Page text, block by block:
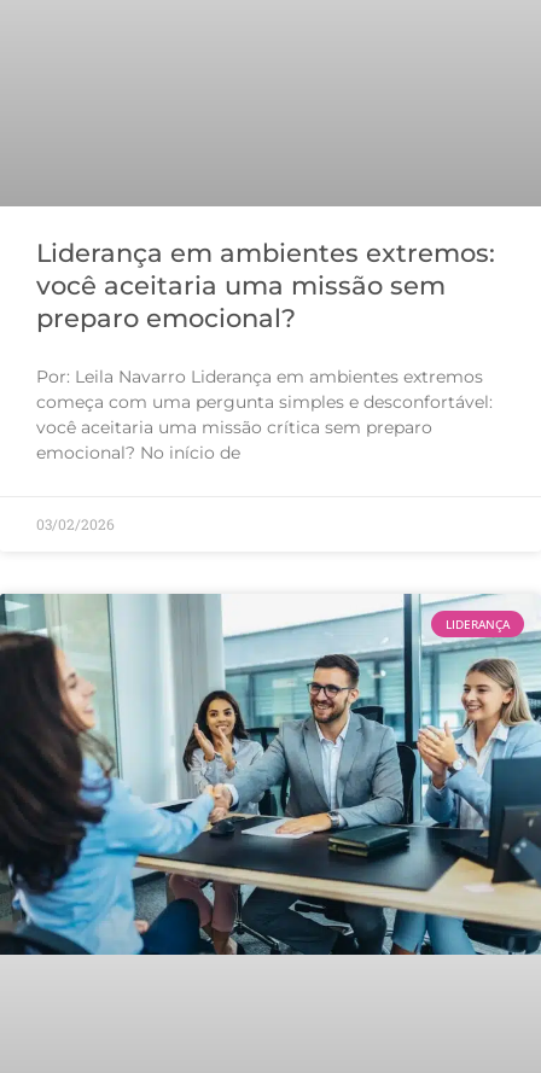
Liderança em ambientes extremos:
você aceitaria uma missão sem
preparo emocional?
Por: Leila Navarro Liderança em ambientes extremos
começa com uma pergunta simples e desconfortável:
você aceitaria uma missão crítica sem preparo
emocional? No início de
03/02/2026
LIDERANÇA